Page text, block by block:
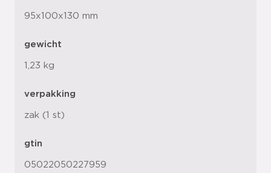
95x100x130 mm
gewicht
1,23 kg
verpakking
zak (1 st)
gtin
05022050227959